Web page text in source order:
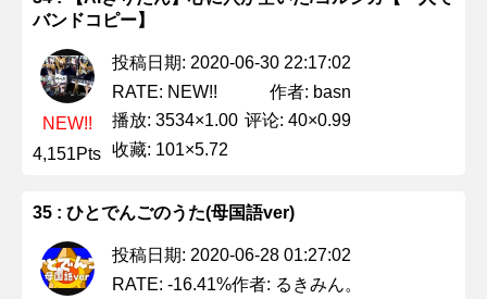
バンドコピー】
NEW!!
4,151Pts
投稿日期: 2020-06-30 22:17:02
RATE: NEW!!
作者: basn
播放: 3534×1.00 评论: 40×0.99
收藏: 101×5.72
35 : ひとでんごのうた(母国語ver)
投稿日期: 2020-06-28 01:27:02
RATE: -16.41%作者: るきみん。